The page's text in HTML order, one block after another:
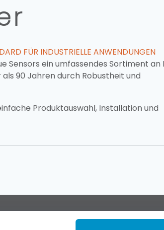
FÜR INDUSTRIELLE ANWENDUNGEN
ein umfassendes Sortiment an
90 Jahren durch Robustheit und
Produktauswahl, Installation und